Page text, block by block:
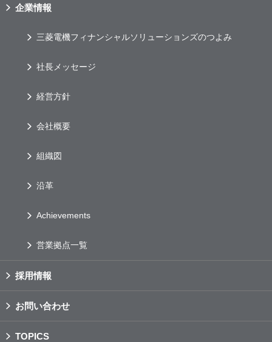
企業情報
三菱電機フィナンシャルソリューションズのつよみ
社長メッセージ
経営方針
会社概要
組織図
沿革
Achievements
営業拠点一覧
採用情報
お問い合わせ
TOPICS